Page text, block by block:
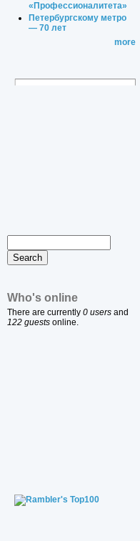
«Профессионалитета»
Петербургскому метро
— 70 лет
more
Who's online
There are currently 0 users and
122 guests online.